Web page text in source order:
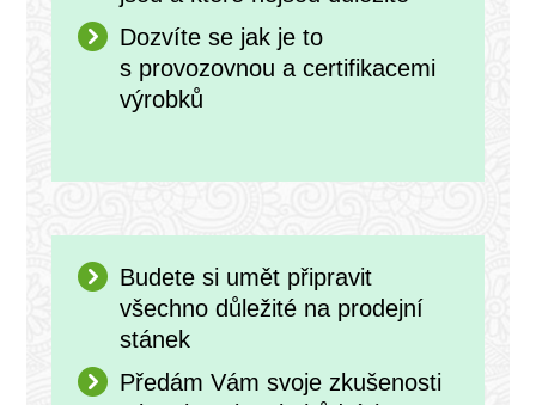
Dozvíte se jak je to
s provozovnou a certifikacemi
výrobků
Budete si umět připravit
všechno důležité na prodejní
stánek
Předám Vám svoje zkušenosti